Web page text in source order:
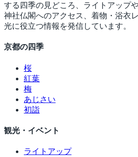
する四季の見どころ、ライトアップ
神社仏閣へのアクセス、着物・浴衣
光に役立つ情報を発信しています。
京都の四季
桜
紅葉
梅
あじさい
初詣
観光・イベント
ライトアップ